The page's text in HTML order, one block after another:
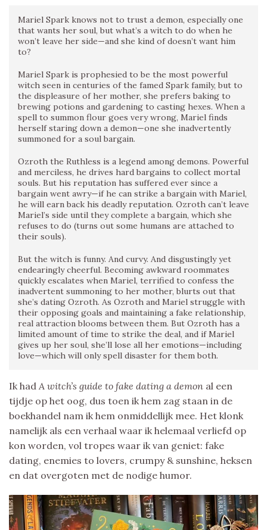
Mariel Spark knows not to trust a demon, especially one
that wants her soul, but what’s a witch to do when he
won’t leave her side—and she kind of doesn’t want him
to?
Mariel Spark is prophesied to be the most powerful
witch seen in centuries of the famed Spark family, but to
the displeasure of her mother, she prefers baking to
brewing potions and gardening to casting hexes. When a
spell to summon flour goes very wrong, Mariel finds
herself staring down a demon—one she inadvertently
summoned for a soul bargain.
Ozroth the Ruthless is a legend among demons. Powerful
and merciless, he drives hard bargains to collect mortal
souls. But his reputation has suffered ever since a
bargain went awry—if he can strike a bargain with Mariel,
he will earn back his deadly reputation. Ozroth can’t leave
Mariel’s side until they complete a bargain, which she
refuses to do (turns out some humans are attached to
their souls).
But the witch is funny. And curvy. And disgustingly yet
endearingly cheerful. Becoming awkward roommates
quickly escalates when Mariel, terrified to confess the
inadvertent summoning to her mother, blurts out that
she’s dating Ozroth. As Ozroth and Mariel struggle with
their opposing goals and maintaining a fake relationship,
real attraction blooms between them. But Ozroth has a
limited amount of time to strike the deal, and if Mariel
gives up her soul, she’ll lose all her emotions—including
love—which will only spell disaster for them both.
Ik had A witch’s guide to fake dating a demon al een
tijdje op het oog, dus toen ik hem zag staan in de
boekhandel nam ik hem onmiddellijk mee. Het klonk
namelijk als een verhaal waar ik helemaal verliefd op
kon worden, vol tropes waar ik van geniet: fake
dating, enemies to lovers, crumpy & sunshine, heksen
en dat overgoten met de nodige humor.